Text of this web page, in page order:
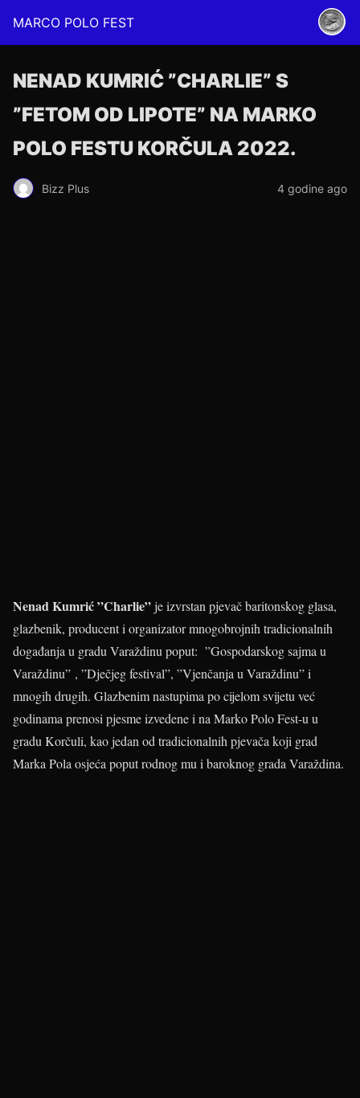
MARCO POLO FEST
NENAD KUMRIĆ ”CHARLIE” S
”FETOM OD LIPOTE” NA MARKO
POLO FESTU KORČULA 2022.
Bizz Plus 4 godine ago
Nenad Kumrić ”Charlie”je izvrstan pjevač baritonskog glasa,
glazbenik, producent i organizator mnogobrojnih tradicionalnih
događanja u gradu Varaždinu poput: ”Gospodarskog sajma u
Varaždinu” , ”Dječjeg festival”, ”Vjenčanja u Varaždinu” i
mnogih drugih. Glazbenim nastupima po cijelom svijetu već
godinama prenosi pjesme izvedene i na Marko Polo Fest-u u
gradu Korčuli, kao jedan od tradicionalnih pjevača koji grad
Marka Pola osjeća poput rodnog mu i baroknog grada Varaždina.